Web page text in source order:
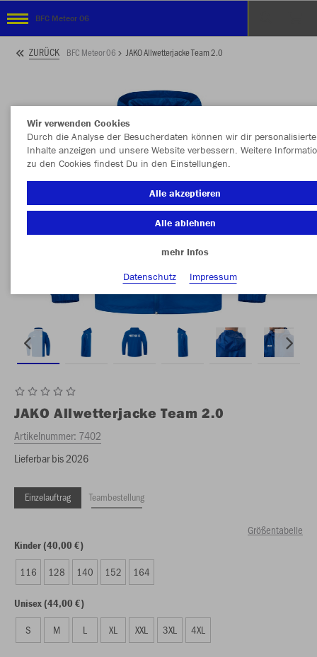
BFC Meteor 06
ZURÜCK BFC Meteor 06 JAKO Allwetterjacke Team 2.0
JAKO Allwetterjacke Team 2.0
Artikelnummer: 7402
Lieferbar bis 2026
Einzelauftrag Teambestellung
Größentabelle
Kinder (40,00 €)
116 128 140 152 164
Unisex (44,00 €)
S M L XL XXL 3XL 4XL
Wir verwenden Cookies
Durch die Analyse der Besucherdaten können wir dir personalisierte
Inhalte anzeigen und unsere Website verbessern. Weitere
zu den Cookies findest Du in den Einstellungen.
Alle akzeptieren
Alle ablehnen
mehr Infos
Datenschutz
Impressum